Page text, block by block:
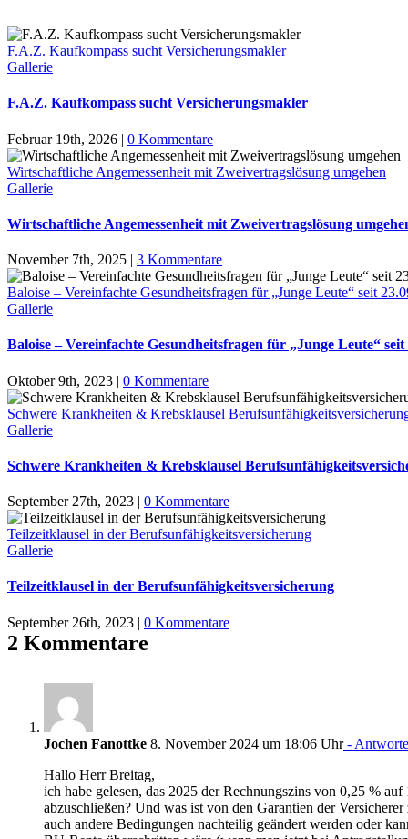
F.A.Z. Kaufkompass sucht Versicherungsmakler
Gallerie
F.A.Z. Kaufkompass sucht Versicherungsmakler
Februar 19th, 2026 | 0 Kommentare
Wirtschaftliche Angemessenheit mit Zweivertragslösung umgehen
Gallerie
Wirtschaftliche Angemessenheit mit Zweivertragslösung
November 7th, 2025 | 3 Kommentare
Baloise – Vereinfachte Gesundheitsfragen für „Junge Leute“ seit
Gallerie
Baloise – Vereinfachte Gesundheitsfragen für „Junge Leute“ seit
Oktober 9th, 2023 | 0 Kommentare
Schwere Krankheiten & Krebsklausel
Gallerie
Schwere Krankheiten & Krebsklausel
September 27th, 2023 | 0 Kommentare
Teilzeitklausel in der Berufsunfähigkeitsversicherung
Gallerie
Teilzeitklausel in der Berufsunfähigkeitsversicherung
September 26th, 2023 | 0 Kommentare
2 Kommentare
Jochen Fanottke 8. November 2024 um 18:06 Uhr-
Hallo Herr Breitag,
ich habe gelesen, das 2025 der Rechnungszins von 0,25 %
abzuschließen? Und was ist von den Garantien der
auch andere Bedingungen nachteilig geändert werden oder